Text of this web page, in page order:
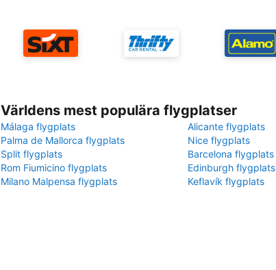
Världens mest populära flygplatser
Málaga flygplats
Alicante flygplats
Palma de Mallorca flygplats
Nice flygplats
Split flygplats
Barcelona flygplats
Rom Fiumicino flygplats
Edinburgh flygplats
Milano Malpensa flygplats
Keflavík flygplats